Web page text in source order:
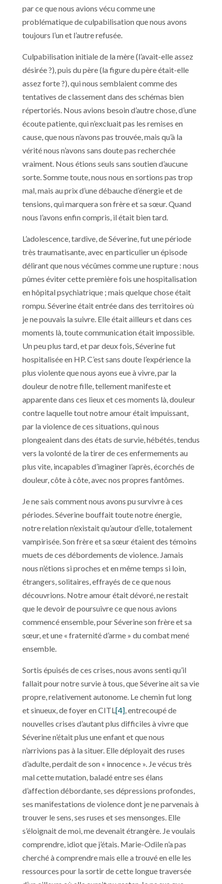
par ce que nous avions vécu comme une
problématique de culpabilisation que nous avons
toujours l’un et l’autre refusée.
Culpabilisation initiale de la mère (l’avait-elle assez
désirée ?), puis du père (la figure du père était-elle
assez forte ?), qui nous semblaient comme des
tentatives de classement dans des schémas bien
répertoriés. Nous avions besoin d’autre chose, d’une
écoute patiente, qui n’excluait pas les remises en
cause, que nous n’avons pas trouvée, mais qu’à la
vérité nous n’avons sans doute pas recherchée
vraiment. Nous étions seuls sans soutien d’aucune
sorte. Somme toute, nous nous en sortions pas trop
mal, mais au prix d’une débauche d’énergie et de
tensions, qui marquera son frère et sa sœur. Quand
nous l’avons enfin compris, il était bien tard.
L’adolescence, tardive, de Séverine, fut une période
très traumatisante, avec en particulier un épisode
délirant que nous vécûmes comme une rupture : nous
pûmes éviter cette première fois une hospitalisation
en hôpital psychiatrique ; mais quelque chose était
rompu. Séverine était entrée dans des territoires où
je ne pouvais la suivre. Elle était ailleurs et dans ces
moments là, toute communication était impossible.
Un peu plus tard, et par deux fois, Séverine fut
hospitalisée en HP. C’est sans doute l’expérience la
plus violente que nous ayons eue à vivre, par la
douleur de notre fille, tellement manifeste et
apparente dans ces lieux et ces moments là, douleur
contre laquelle tout notre amour était impuissant,
par la violence de ces situations, qui nous
plongeaient dans des états de survie, hébétés, tendus
vers la volonté de la tirer de ces enfermements au
plus vite, incapables d’imaginer l’après, écorchés de
douleur, côte à côte, avec nos propres fantômes.
Je ne sais comment nous avons pu survivre à ces
périodes. Séverine bouffait toute notre énergie,
notre relation n’existait qu’autour d’elle, totalement
vampirisée. Son frère et sa sœur étaient des témoins
muets de ces débordements de violence. Jamais
nous n’étions si proches et en même temps si loin,
étrangers, solitaires, effrayés de ce que nous
découvrions. Notre amour était dévoré, ne restait
que le devoir de poursuivre ce que nous avions
commencé ensemble, pour Séverine son frère et sa
sœur, et une « fraternité d’arme » du combat mené
ensemble.
Sortis épuisés de ces crises, nous avons senti qu’il
fallait pour notre survie à tous, que Séverine ait sa vie
propre, relativement autonome. Le chemin fut long
et sinueux, de foyer en CITL[4], entrecoupé de
nouvelles crises d’autant plus difficiles à vivre que
Séverine n’était plus une enfant et que nous
n’arrivions pas à la situer. Elle déployait des ruses
d’adulte, perdait de son « innocence ». Je vécus très
mal cette mutation, baladé entre ses élans
d’affection débordante, ses dépressions profondes,
ses manifestations de violence dont je ne parvenais à
trouver le sens, ses ruses et ses mensonges. Elle
s’éloignait de moi, me devenait étrangère. Je voulais
comprendre, idiot que j’étais. Marie-Odile n’a pas
cherché à comprendre mais elle a trouvé en elle les
ressources pour la sortir de cette longue traversée